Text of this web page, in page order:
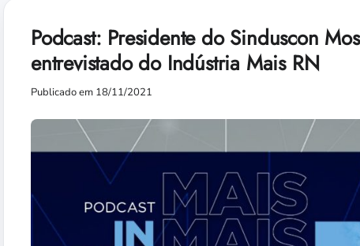
Podcast: Presidente do Sinduscon
entrevistado do Indústria Mais RN
Publicado em 18/11/2021